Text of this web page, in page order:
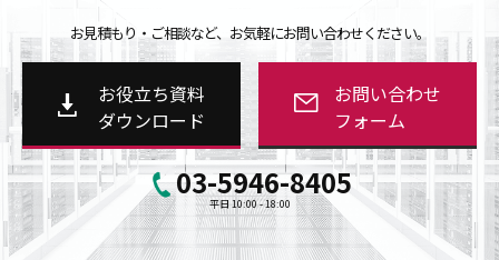
お見積もり・ご相談など、お気軽にお問い合わせください。
お役立ち資料
ダウンロード
お問い合わせ
フォーム
03-5946-8405
平日 10:00 - 18:00